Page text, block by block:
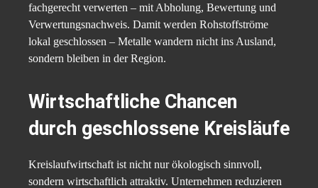
fachgerecht verwerten – mit Abholung, Bewertung und
Verwertungsnachweis. Damit werden Rohstoffströme
lokal geschlossen – Metalle wandern nicht ins Ausland,
sondern bleiben in der Region.
Wirtschaftliche Chancen
durch geschlossene Kreisläufe
Kreislaufwirtschaft ist nicht nur ökologisch sinnvoll,
sondern wirtschaftlich attraktiv. Unternehmen reduzieren